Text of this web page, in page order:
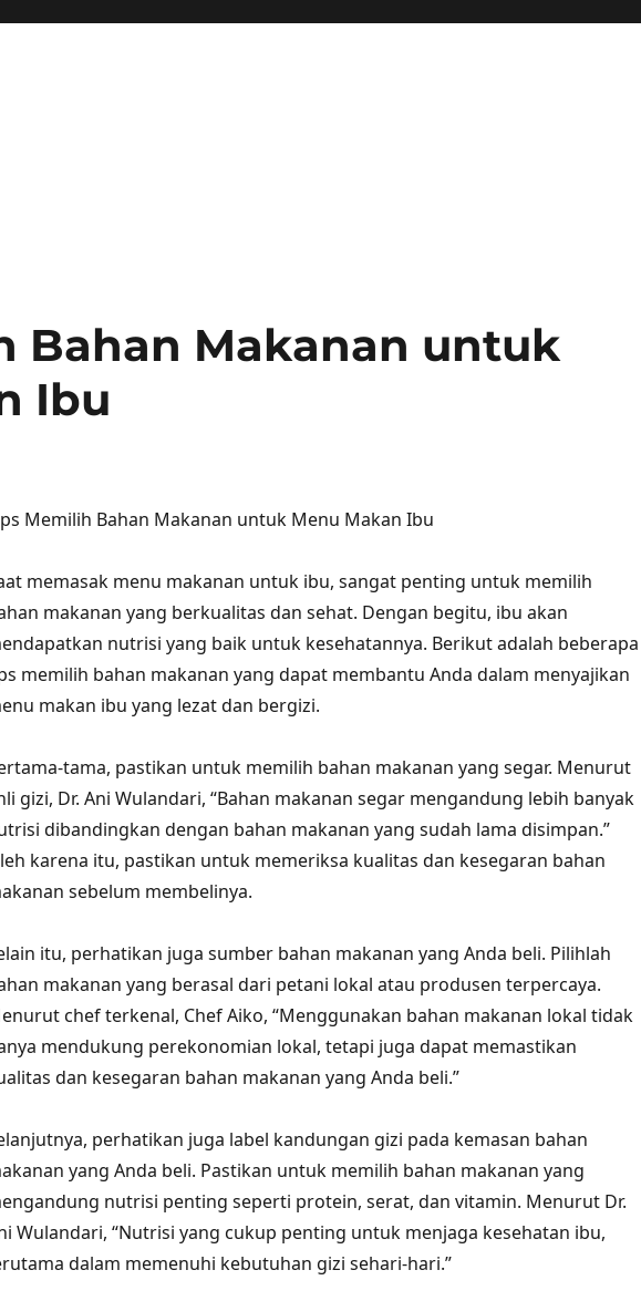
Bahan Makanan untuk
Ibu
Memilih Bahan Makanan untuk Menu Makan Ibu
memasak menu makanan untuk ibu, sangat penting untuk memilih
makanan yang berkualitas dan sehat. Dengan begitu, ibu akan
nutrisi yang baik untuk kesehatannya. Berikut adalah beberapa
memilih bahan makanan yang dapat membantu Anda dalam menyajikan
makan ibu yang lezat dan bergizi.
tama, pastikan untuk memilih bahan makanan yang segar. Menurut
gizi, Dr. Ani Wulandari, “Bahan makanan segar mengandung lebih banyak
dibandingkan dengan bahan makanan yang sudah lama disimpan.”
karena itu, pastikan untuk memeriksa kualitas dan kesegaran bahan
sebelum membelinya.
itu, perhatikan juga sumber bahan makanan yang Anda beli. Pilihlah
makanan yang berasal dari petani lokal atau produsen terpercaya.
chef terkenal, Chef Aiko, “Menggunakan bahan makanan lokal tidak
mendukung perekonomian lokal, tetapi juga dapat memastikan
dan kesegaran bahan makanan yang Anda beli.”
perhatikan juga label kandungan gizi pada kemasan bahan
yang Anda beli. Pastikan untuk memilih bahan makanan yang
nutrisi penting seperti protein, serat, dan vitamin. Menurut Dr.
Wulandari, “Nutrisi yang cukup penting untuk menjaga kesehatan ibu,
dalam memenuhi kebutuhan gizi sehari-hari.”